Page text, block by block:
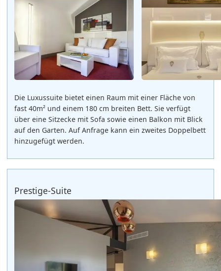
Die Luxussuite bietet einen Raum mit einer Fläche von
fast 40m² und einem 180 cm breiten Bett. Sie verfügt
über eine Sitzecke mit Sofa sowie einen Balkon mit Blick
auf den Garten. Auf Anfrage kann ein zweites Doppelbett
hinzugefügt werden.
Prestige-Suite